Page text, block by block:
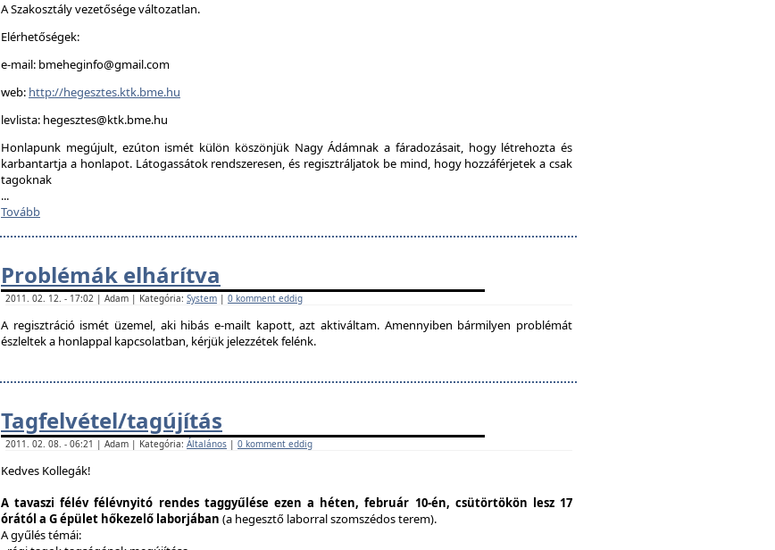
A Szakosztály vezetősége változatlan.
Elérhetőségek:
e-mail: bmeheginfo@gmail.com
web: http://hegesztes.ktk.bme.hu
levlista: hegesztes@ktk.bme.hu
Honlapunk megújult, ezúton ismét külön köszönjük Nagy Ádámnak a fáradozásait, hogy létrehozta és
karbantartja a honlapot. Látogassátok rendszeresen, és regisztráljatok be mind, hogy hozzáférjetek a csak
tagoknak
...
Tovább
Problémák elhárítva
2011. 02. 12. - 17:02 | Adam | Kategória: System | 0 komment eddig
A regisztráció ismét üzemel, aki hibás e-mailt kapott, azt aktiváltam. Amennyiben bármilyen problémát
észleltek a honlappal kapcsolatban, kérjük jelezzétek felénk.
Tagfelvétel/tagújítás
2011. 02. 08. - 06:21 | Adam | Kategória: Általános | 0 komment eddig
Kedves Kollegák!
A tavaszi félév félévnyitó rendes taggyűlése ezen a héten, február 10-én, csütörtökön lesz 17
órától a G épület hőkezelő laborjában (a hegesztő laborral szomszédos terem).
A gyűlés témái: